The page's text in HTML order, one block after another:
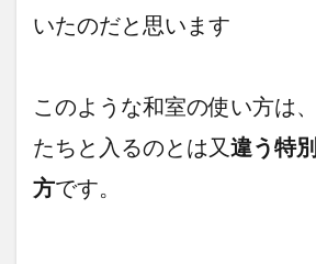
いたのだと思います
このような和室の使い方は
たちと入るのとは又 違う特
方です。